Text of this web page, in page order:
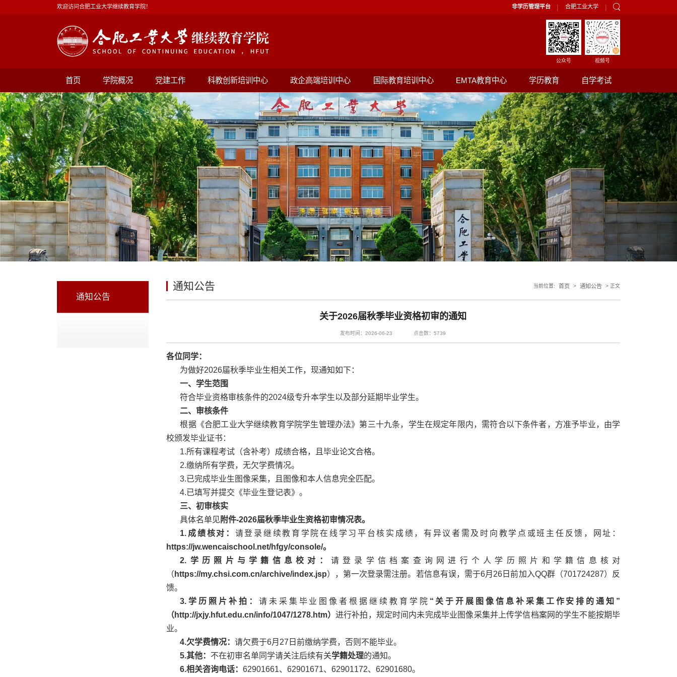
欢迎访问合肥工业大学继续教育学院！ 非学历管理平台 | 合肥工业大学 |
公众号 视频号
首页 学院概况 党建工作 科教创新培训中心 政企高端培训中心 国际教育培训中心 EMTA教育中心 学历教育 自学考试
通知公告
通知公告 当前位置: 首页 > 通知公告 > 正文
关于2026届秋季毕业资格初审的通知
发布时间：2026-06-23 点击数：5739
各位同学：
为做好2026届秋季毕业生相关工作，现通知如下：
一、学生范围
符合毕业资格审核条件的2024级专升本学生以及部分延期毕业学生。
二、审核条件
根据《合肥工业大学继续教育学院学生管理办法》第三十九条，学生在规定年限内，需符合以下条件者，方准予毕业，由学
校颁发毕业证书：
1.所有课程考试（含补考）成绩合格，且毕业论文合格。
2.缴纳所有学费，无欠学费情况。
3.已完成毕业生图像采集，且图像和本人信息完全匹配。
4.已填写并提交《毕业生登记表》。
三、初审核实
具体名单见 附件-2026届秋季毕业生资格初审情况表。
1.成绩核对： 请登录继续教育学院在线学习平台核实成绩，有异议者需及时向教学点或班主任反馈，网址：
https://jw.wencaischool.net/hfgy/console/。
2.学历照片与学籍信息校对： 请登录学信档案查询网进行个人学历照片和学籍信息核对
（ https://my.chsi.com.cn/archive/index.jsp），第一次登录需注册。若信息有误，需于6月26日前加入QQ群（701724287）反
馈。
3.学历照片补拍： 请未采集毕业图像者根据继续教育学院 “关于开展图像信息补采集工作安排的通知 ”
（ http://jxjy.hfut.edu.cn/info/1047/1278.htm） 进行补拍，规定时间内未完成毕业图像采集并上传学信档案网的学生不能按期毕
业。
4.欠学费情况：请欠费于6月27日前缴纳学费，否则不能毕业。
5.其他： 不在初审名单同学请关注后续有关学籍处理的通知。
6.相关咨询电话：62901661、62901671、62901172、62901680。